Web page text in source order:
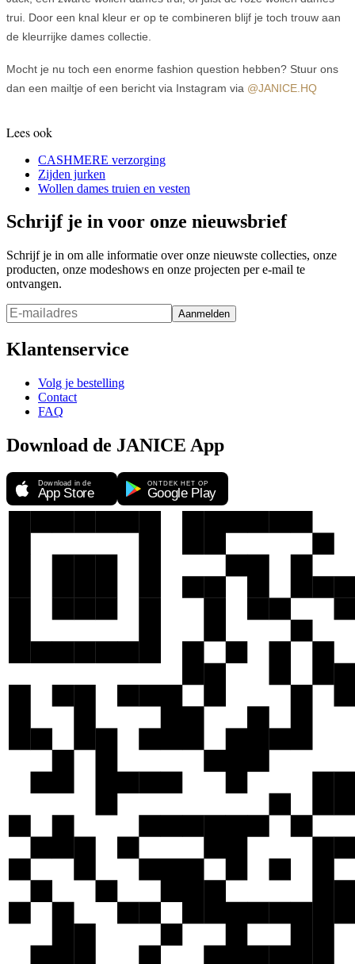
trui. Door een knal kleur er op te combineren blijf je toch trouw aan
de kleurrijke dames collectie.
Mocht je nu toch een enorme fashion question hebben? Stuur ons
dan een mailtje of een bericht via Instagram via @JANICE.HQ
Lees ook
CASHMERE verzorging
Zijden jurken
Wollen dames truien en vesten
Schrijf je in voor onze nieuwsbrief
Schrijf je in om alle informatie over onze nieuwste collecties, onze
producten, onze modeshows en onze projecten per e-mail te
ontvangen.
Aanmelden
Klantenservice
Volg je bestelling
Contact
FAQ
Download de JANICE App